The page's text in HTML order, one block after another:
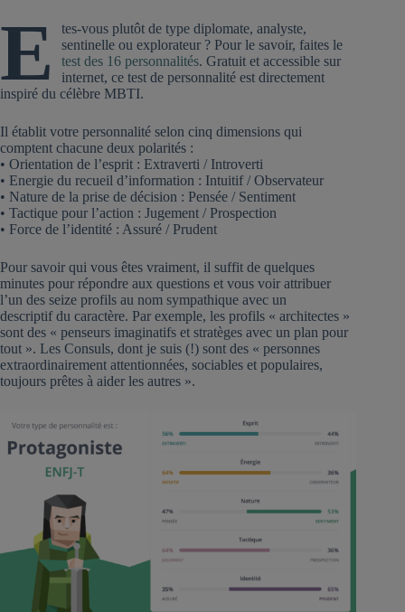
E
tes-vous plutôt de type diplomate, analyste,
sentinelle ou explorateur ? Pour le savoir, faites le
test des 16 personnalités. Gratuit et accessible sur
internet, ce test de personnalité est directement
inspiré du célèbre MBTI.
Il établit votre personnalité selon cinq dimensions qui
comptent chacune deux polarités :
• Orientation de l’esprit : Extraverti / Introverti
• Energie du recueil d’information : Intuitif / Observateur
• Nature de la prise de décision : Pensée / Sentiment
• Tactique pour l’action : Jugement / Prospection
• Force de l’identité : Assuré / Prudent
Pour savoir qui vous êtes vraiment, il suffit de quelques
minutes pour répondre aux questions et vous voir attribuer
l’un des seize profils au nom sympathique avec un
descriptif du caractère. Par exemple, les profils « architectes »
sont des « penseurs imaginatifs et stratèges avec un plan pour
tout ». Les Consuls, dont je suis (!) sont des « personnes
extraordinairement attentionnées, sociables et populaires,
toujours prêtes à aider les autres ».